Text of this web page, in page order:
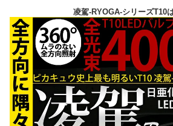
凌駕-RYOGA-シリーズT10